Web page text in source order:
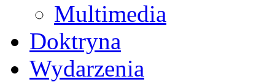
Multimedia
Doktryna
Wydarzenia